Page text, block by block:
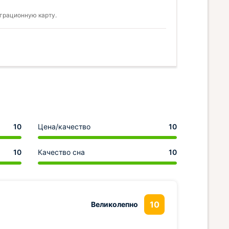
карту.
10 Цена/качество 10
10 Качество сна 10
Великолепно 10